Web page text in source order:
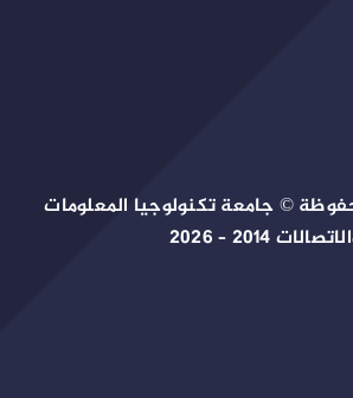
© جامعة تكنولوجيا المعلومات
2014 – 2026